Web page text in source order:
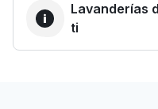
United States
Lavanderías
ti